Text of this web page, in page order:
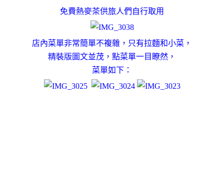
免費熱麥茶供旅人們自行取用
店內菜單非常簡單不複雜，只有拉麵和小菜，
精裝版圖文並茂，點菜單一目瞭然，
菜單如下：